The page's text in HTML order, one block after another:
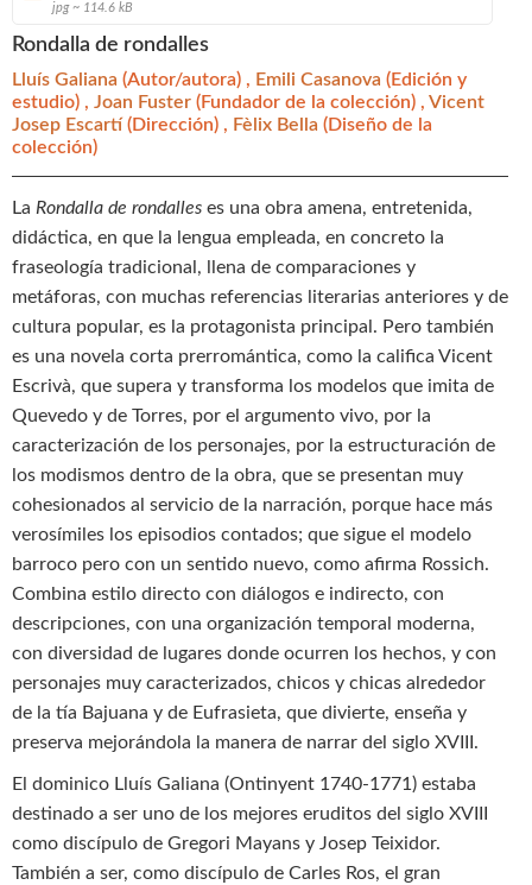
jpg ~ 114.6 kB
Rondalla de rondalles
Lluís Galiana (Autor/autora) , Emili Casanova (Edición y
estudio) , Joan Fuster (Fundador de la colección) , Vicent
Josep Escartí(Dirección) , Fèlix Bella (Diseño de la
colección)
La Rondalla de rondalles es una obra amena, entretenida,
didáctica, en que la lengua empleada, en concreto la
fraseología tradicional, llena de comparaciones y
metáforas, con muchas referencias literarias anteriores y de
cultura popular, es la protagonista principal. Pero también
es una novela corta prerromántica, como la califica Vicent
Escrivà, que supera y transforma los modelos que imita de
Quevedo y de Torres, por el argumento vivo, por la
caracterización de los personajes, por la estructuración de
los modismos dentro de la obra, que se presentan muy
cohesionados al servicio de la narración, porque hace más
verosímiles los episodios contados; que sigue el modelo
barroco pero con un sentido nuevo, como afirma Rossich.
Combina estilo directo con diálogos e indirecto, con
descripciones, con una organización temporal moderna,
con diversidad de lugares donde ocurren los hechos, y con
personajes muy caracterizados, chicos y chicas alrededor
de la tía Bajuana y de Eufrasieta, que divierte, enseña y
preserva mejorándola la manera de narrar del siglo XVIII.
El dominico Lluís Galiana (Ontinyent 1740-1771) estaba
destinado a ser uno de los mejores eruditos del siglo XVIII
como discípulo de Gregori Mayans y Josep Teixidor.
También a ser, como discípulo de Carles Ros, el gran